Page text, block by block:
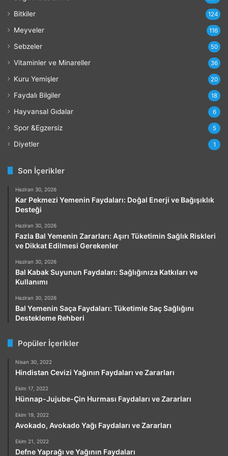
Bitkiler 124
Meyveler 116
Sebzeler 50
Vitaminler ve Minareller 36
Kuru Yemişler 20
Faydalı Bilgiler 18
Hayvansal Gıdalar 6
Spor &Egzersiz 5
Diyetler 1
Son İçerikler
Haziran 30, 2026
Kar Pekmezi Yemenin Faydaları: Doğal Enerji ve Bağışıklık
Desteği
Haziran 30, 2026
Fazla Bal Yemenin Zararları: Aşırı Tüketimin Sağlık Riskleri
ve Dikkat Edilmesi Gerekenler
Haziran 30, 2026
Bal Kabak Suyunun Faydaları: Sağlığınıza Katkıları ve
Kullanımı
Haziran 30, 2026
Bal Yemenin Saça Faydaları: Tüketimle Saç Sağlığını
Destekleme Rehberi
Popüler İçerikler
Nisan 30, 2022
Hindistan Cevizi Yağının Faydaları ve Zararları
Ekim 17, 2022
Hünnap-Jujube-Çin Hurması Faydaları ve Zararları
Ekim 19, 2022
Avokado, Avokado Yağı Faydaları ve Zararları
Ekim 21, 2022
Defne Yaprağı ve Yağının Faydaları